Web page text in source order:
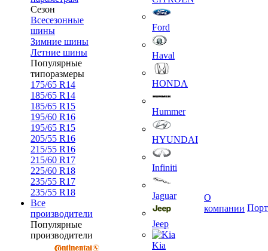
Сезон
Всесезонные
шины
Зимние шины
Летние шины
Популярные
типоразмеры
175/65 R14
185/65 R14
185/65 R15
195/60 R16
195/65 R15
205/55 R16
215/55 R16
215/60 R17
225/60 R18
235/55 R17
235/55 R18
Все
производители
Популярные
производители
Ford
Haval
HONDA
Hummer
HYUNDAI
Infiniti
Jaguar
Jeep
Kia
О
компании